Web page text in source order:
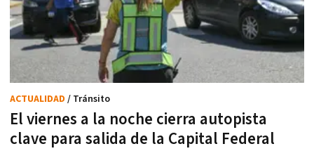
El viernes a la noche cierra autopista
clave para salida de la Capital Federal
ACTUALIDAD / Tránsito